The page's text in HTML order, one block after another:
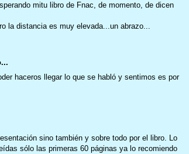
mitu libro de Fnac, de momento, de dicen
la distancia es muy elevada...un abrazo...
haceros llegar lo que se habló y sentimos es por
sino también y sobre todo por el libro. Lo
sólo las primeras 60 páginas ya lo recomiendo